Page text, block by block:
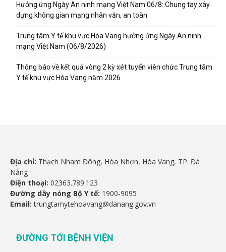
Hưởng ứng Ngày An ninh mạng Việt Nam 06/8: Chung tay xây
dựng không gian mạng nhân văn, an toàn
Trung tâm Y tế khu vực Hòa Vang hưởng ứng Ngày An ninh
mạng Việt Nam (06/8/2026)
Thông báo về kết quả vòng 2 kỳ xét tuyển viên chức Trung tâm
Y tế khu vực Hòa Vang năm 2026
Địa chỉ: Thạch Nham Đông, Hòa Nhơn, Hòa Vang, TP. Đà
Nẵng
Điện thoại: 02363.789.123
Đường dây nóng Bộ Y tế: 1900-9095
Email: trungtamytehoavang@danang.gov.vn
ĐƯỜNG TỚI BỆNH VIỆN